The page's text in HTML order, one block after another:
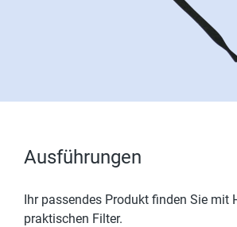
Ausführungen
Ihr passendes Produkt finden Sie mit
praktischen Filter.